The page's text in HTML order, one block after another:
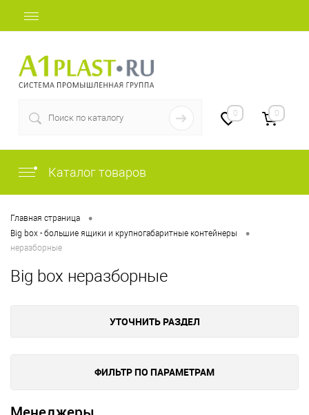
0 0
Каталог товаров
Главная страница •
Big box - большие ящики и крупногабаритные контейнеры •
неразборные
Big box неразборные
УТОЧНИТЬ РАЗДЕЛ
ФИЛЬТР ПО ПАРАМЕТРАМ